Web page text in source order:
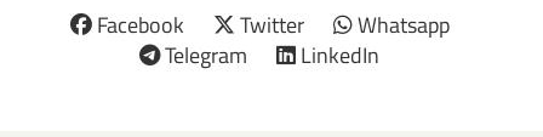
Facebook
Twitter
Whatsapp
Telegram
LinkedIn